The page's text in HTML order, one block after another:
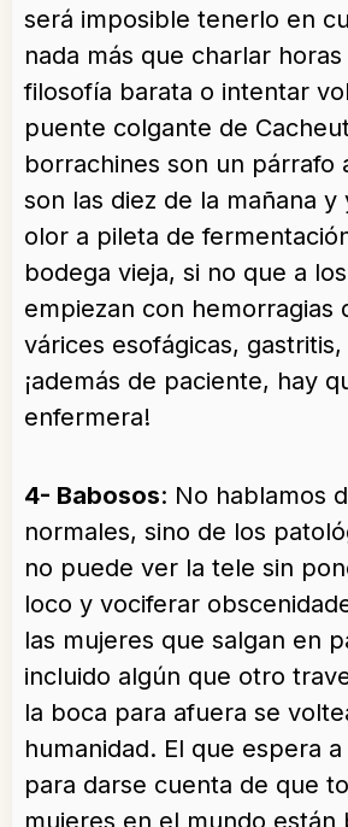
será imposible tenerlo en
nada más que charlar
filosofía barata o intentar
puente colgante de
borrachines son un párrafo
son las diez de la mañana y
olor a pileta de
bodega vieja, si no que a
empiezan con hemorragias
várices esofágicas,
¡además de paciente, hay
enfermera!
4- Babosos: No hablamos
normales, sino de los
no puede ver la tele sin
loco y vociferar
las mujeres que salgan en
incluido algún que otro
la boca para afuera se
humanidad. El que espera
para darse cuenta de que
mujeres en el mundo están